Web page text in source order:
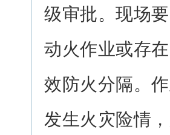
级审批。现场
动火作业或存
效防火分隔。
发生火灾险情